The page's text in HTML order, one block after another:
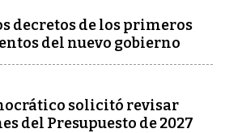
decretos de los primeros
del nuevo gobierno
solicitó revisar
del Presupuesto de 2027